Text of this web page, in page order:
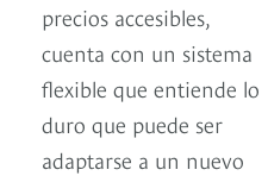
precios accesibles,
cuenta con un sistema
flexible que entiende lo
duro que puede ser
adaptarse a un nuevo